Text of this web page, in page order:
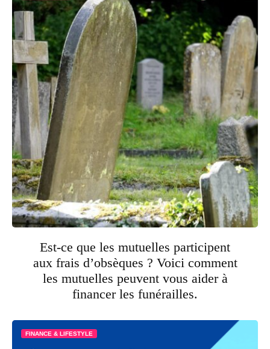
Est-ce que les mutuelles participent
aux frais d’obsèques ? Voici comment
les mutuelles peuvent vous aider à
financer les funérailles.
FINANCE & LIFESTYLE